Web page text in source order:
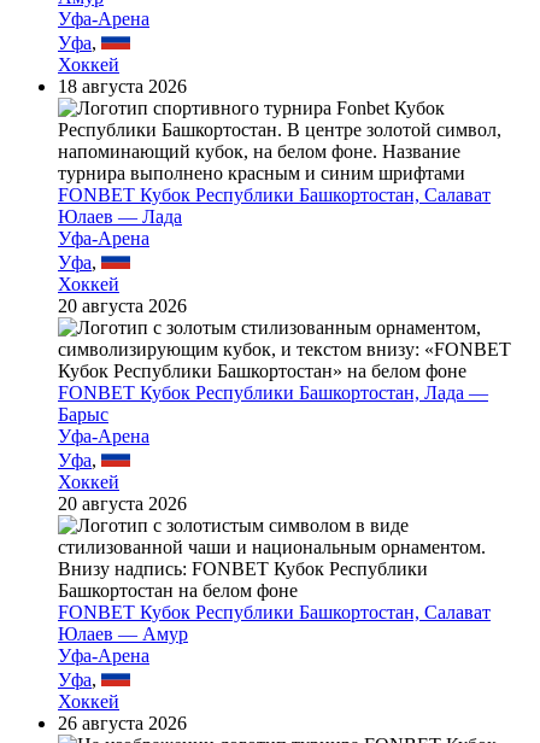
Уфа-Арена
Уфа,
Хоккей
18 августа 2026
FONBET Кубок Республики Башкортостан, Салават
Юлаев — Лада
Уфа-Арена
Уфа,
Хоккей
20 августа 2026
FONBET Кубок Республики Башкортостан, Лада —
Барыс
Уфа-Арена
Уфа,
Хоккей
20 августа 2026
FONBET Кубок Республики Башкортостан, Салават
Юлаев — Амур
Уфа-Арена
Уфа,
Хоккей
26 августа 2026